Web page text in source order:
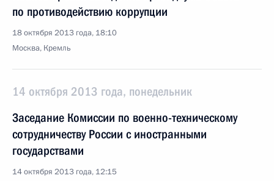
по противодействию коррупции
18 октября 2013 года, 18:10
Москва, Кремль
14 октября 2013 года, понедельник
Заседание Комиссии по военно-техническому
сотрудничеству России с иностранными
государствами
14 октября 2013 года, 12:15